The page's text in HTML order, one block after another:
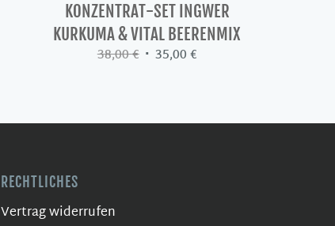
KONZENTRAT-SET INGWER
KURKUMA & VITAL BEERENMIX
38,00€ Ursprünglicher
35,00€Aktueller
RECHTLICHES
Vertrag widerrufen